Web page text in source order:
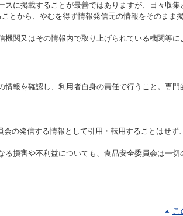
に掲載することが最善ではありますが、日々収集
とから、やむを得ず情報発信元の情報をそのまま
関又はその情報内で取り上げられている機関等に
報を確認し、利用者自身の責任で行うこと。専門
発信する情報として引用・転用することはせず
損害や不利益についても、食品安全委員会は一切
こ